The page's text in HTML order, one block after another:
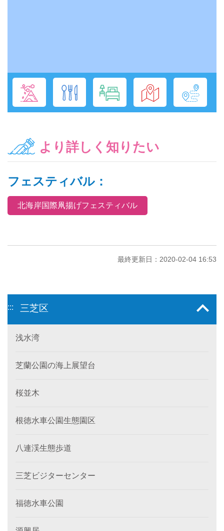
より詳しく知りたい
フェスティバル：
北海岸国際凧揚げフェスティバル
最終更新日：2020-02-04 16:53
::: 三芝区
浅水湾
芝蘭公園の海上展望台
桜並木
根徳水車公園生態園区
八連渓生態歩道
三芝ビジターセンター
福徳水車公園